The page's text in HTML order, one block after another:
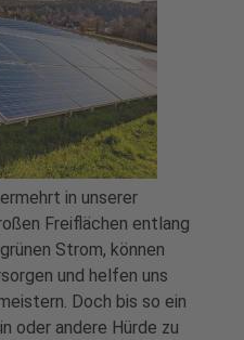
in unserer
Freiflächen entlang
Strom, können
und helfen uns
Doch bis so ein
oder andere Hürde zu